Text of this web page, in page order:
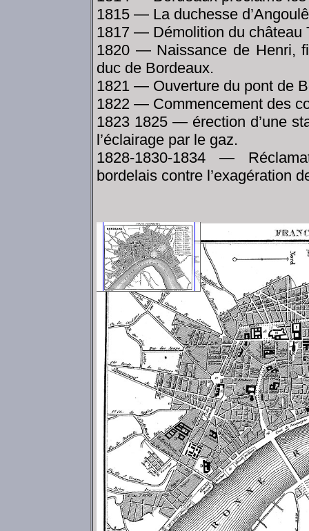
1815 — La duchesse
1817 — Démolition du château
1820 — Naissance de Henri,
duc de Bordeaux.
1821 — Ouverture du pont de
1822 — Commencement des
1823 1825 — érection d’une
l’éclairage par le gaz.
1828-1830-1834 —
bordelais contre l’exagération